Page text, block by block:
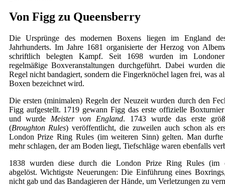
Von Figg zu Queensberry
Die Ursprünge des modernen Boxens liegen im England
Jahrhunderts. Im Jahre 1681 organisierte der Herzog von
schriftlich belegten Kampf. Seit 1698 wurden im Londoner
regelmäßige Boxveranstaltungen durchgeführt. Dabei wurden
Regel nicht bandagiert, sondern die Fingerknöchel lagen frei, was
Boxen bezeichnet wird.
Die ersten (minimalen) Regeln der Neuzeit wurden durch den
Figg aufgestellt. 1719 gewann Figg das erste offizielle
und wurde Meister von England. 1743 wurde das erste
(Broughton Rules) veröffentlicht, die zuweilen auch schon als
London Prize Ring Rules (im weiteren Sinn) gelten. Man durfte
mehr schlagen, der am Boden liegt, Tiefschläge waren ebenfalls
1838 wurden diese durch die London Prize Ring Rules (im
abgelöst. Wichtigste Neuerungen: Die Einführung eines
nicht gab und das Bandagieren der Hände, um Verletzungen zu